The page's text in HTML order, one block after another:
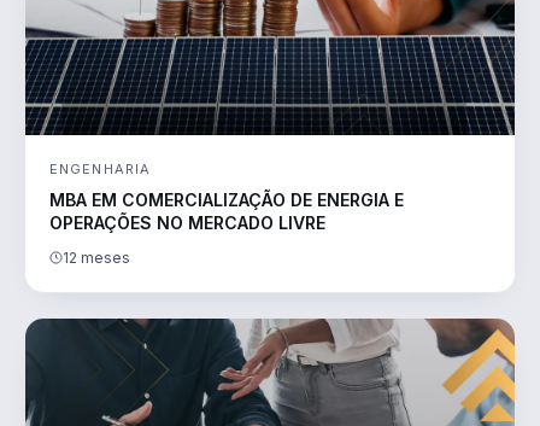
ENGENHARIA
MBA EM COMERCIALIZAÇÃO DE ENERGIA E
OPERAÇÕES NO MERCADO LIVRE
12 meses